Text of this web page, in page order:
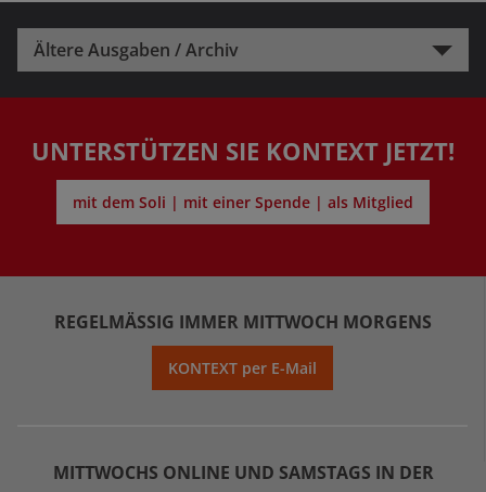
Ältere Ausgaben / Archiv
UNTERSTÜTZEN SIE KONTEXT JETZT!
mit dem Soli | mit einer Spende | als Mitglied
REGELMÄSSIG IMMER MITTWOCH MORGENS
KONTEXT per E-Mail
MITTWOCHS ONLINE UND SAMSTAGS IN DER